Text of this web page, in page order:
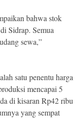
bahwa stok
Sidrap. Semua
sewa,”
satu penentu harga
mencapai 5
di kisaran Rp42 ribu
yang sempat